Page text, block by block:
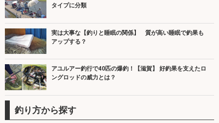
タイプに分類
実は大事な【釣りと睡眠の関係】 質が高い睡眠で釣果も
アップする？
アユルアー釣行で40匹の爆釣！【滋賀】 好釣果を支えたロ
ングロッドの威力とは？
釣り方から探す